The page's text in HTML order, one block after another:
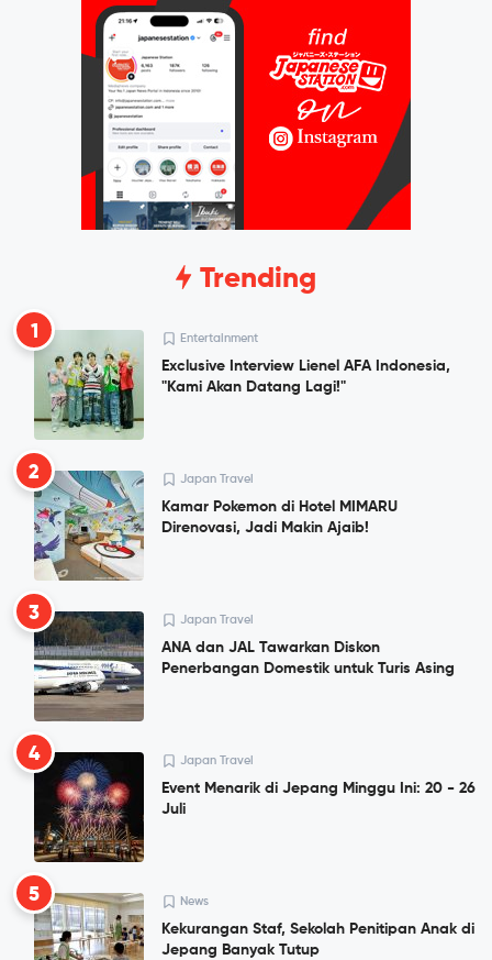
Trending
1 Entertainment
Exclusive Interview Lienel AFA Indonesia,
"Kami Akan Datang Lagi!"
2 Japan Travel
Kamar Pokemon di Hotel MIMARU
Direnovasi, Jadi Makin Ajaib!
3 Japan Travel
ANA dan JAL Tawarkan Diskon
Penerbangan Domestik untuk Turis Asing
4 Japan Travel
Event Menarik di Jepang Minggu Ini: 20 - 26
Juli
5 News
Kekurangan Staf, Sekolah Penitipan Anak di
Jepang Banyak Tutup